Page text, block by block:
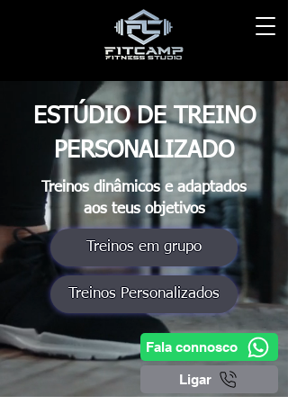
ESTÚDIO DE TREINO
PERSONALIZADO
Treinos dinâmicos e adaptados
aos teus objetivos
Treinos em grupo
Treinos Personalizados
Fala connosco
Ligar